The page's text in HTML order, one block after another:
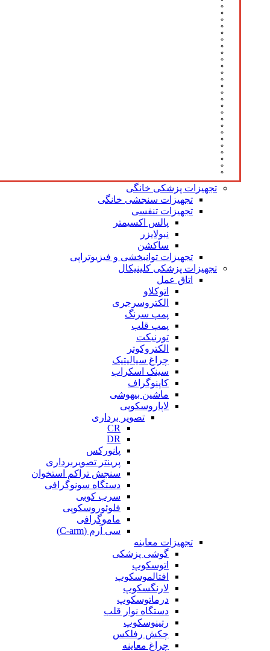
تجهیزات پزشکی خانگی
تجهیزات سنجشی خانگی
تجهیزات تنفسی
پالس اکسیمتر
نبولایزر
ساکشن
تجهیزات توانبخشی و فیزیوتراپی
تجهیزات پزشکی کلینیکال
اتاق عمل
اتوکلاو
الکتروسرجری
پمپ سرنگ
پمپ قلب
تورنیکت
الکتروکوتر
چراغ سیالیتیک
سینک اسکراب
کاپنوگراف
ماشین بیهوشی
لاپاروسکوپی
تصویر برداری
CR
DR
پانورکس
پرینتر تصویربرداری
سنجش تراکم استخوان
دستگاه سونوگرافی
سرب کوبی
فلوئوروسکوپی
ماموگرافی
سی آرم (C-arm)
تجهیزات معاینه
گوشی پزشکی
اتوسکوپ
افتالموسکوپ
لارنگسکوپ
درماتوسکوپ
دستگاه نوار قلب
رتینوسکوپ
چکش رفلکس
چراغ معاینه